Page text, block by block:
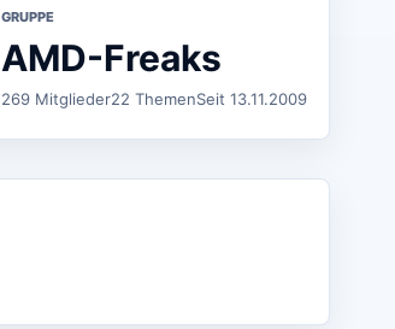
GRUPPE
AMD-Freaks
269 Mitglieder22 ThemenSeit 13.11.2009